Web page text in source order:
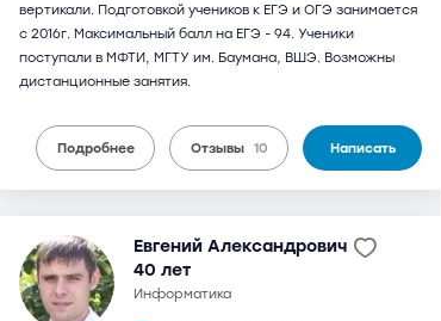
вертикали. Подготовкой учеников к ЕГЭ и ОГЭ занимается
с 2016г. Максимальный балл на ЕГЭ - 94. Ученики
поступали в МФТИ, МГТУ им. Баумана, ВШЭ. Возможны
дистанционные занятия.
Подробнее Отзывы 10 Написать
Евгений Александрович
40 лет
информатика